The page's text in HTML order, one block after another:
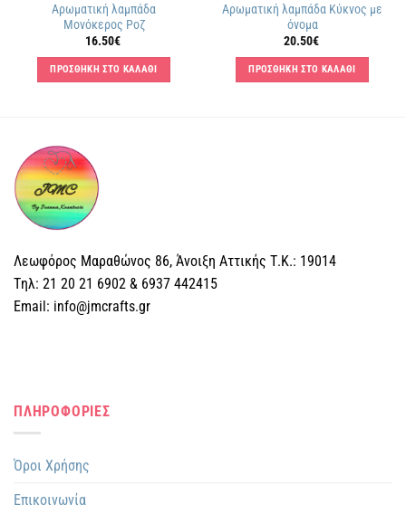
Αρωματική λαμπάδα
Μονόκερος Ροζ
16.50€
ΠΡΟΣΘΗΚΗ ΣΤΟ ΚΑΛΑΘΙ
Αρωματική λαμπάδα Κύκνος με
όνομα
20.50€
ΠΡΟΣΘΗΚΗ ΣΤΟ ΚΑΛΑΘΙ
Λεωφόρος Μαραθώνος 86, Άνοιξη Αττικής Τ.Κ.: 19014
Tηλ: 21 20 21 6902 & 6937 442415
Email: info@jmcrafts.gr
ΠΛΗΡΟΦΟΡΙΕΣ
Όροι Χρήσης
Επικοινωνία